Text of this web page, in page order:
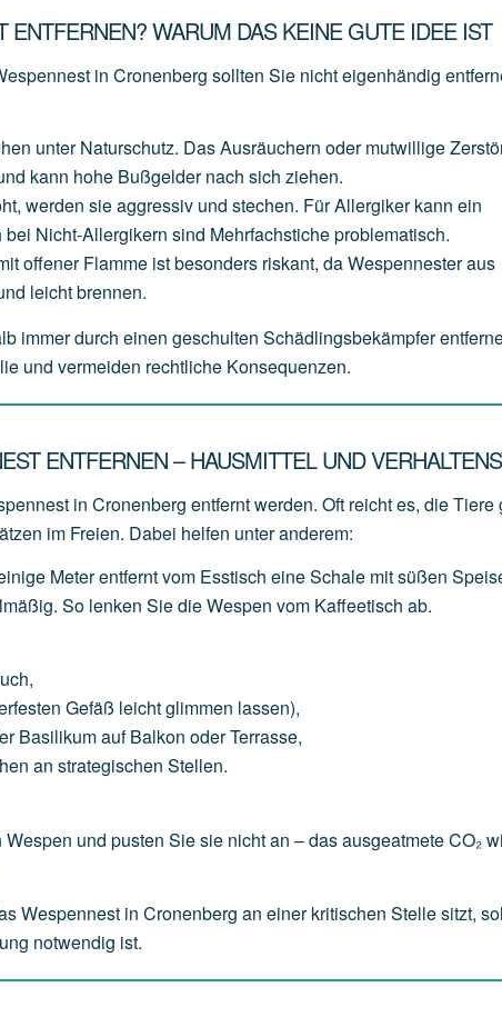
WARUM DAS KEINE GUTE IDEE IST
in Cronenberg sollten Sie nicht eigenhändig
unter Naturschutz. DasAusräuchern oder mutwillige
kann hohe Bußgelder nach sich ziehen.
werden sieaggressiv und stechen. FürAllergiker kann ein
bei Nicht-Allergikern sind Mehrfachsticheproblematisch.
offener Flamme istbesonders riskant, daWespennesteraus
leichtbrennen.
immer durch einen geschulten Schädlingsbekämpfer
und vermeiden rechtliche Konsequenzen.
ENTFERNEN – HAUSMITTEL UND
in Cronenberg entfernt werden. Oft reicht es, die Tiere
im Freien. Dabei helfen unter anderem:
Meterentferntvom Esstisch eineSchale mitsüßen
So lenken SiedieWespen vom Kaffeetisch ab.
,
Gefäß leichtglimmen lassen),
Basilikumauf Balkon oderTerrasse,
an strategischen Stellen.
und pusten Sie sie nicht an – das ausgeatmete CO₂
Wespennest in Cronenberg an einer kritischen Stelle sitzt,
notwendig ist.